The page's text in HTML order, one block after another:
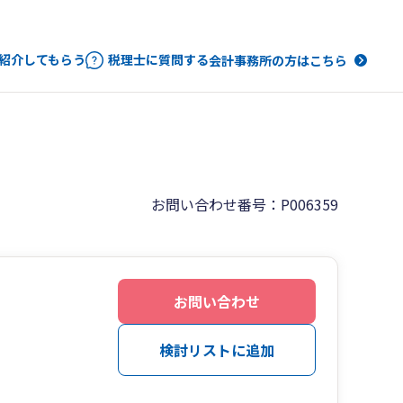
介してもらう 税理士に質問する会計事務所の方はこちら
お問い合わせ番号：P006359
お問い合わせ
検討リストに追加